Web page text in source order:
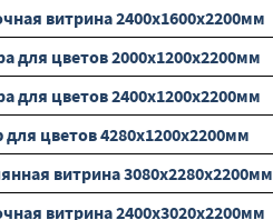
витрина 2400х1600х2200мм
для цветов 2000х1200х2200мм
для цветов 2400х1200х2200мм
цветов 4280х1200х2200мм
витрина 3080х2280х2200мм
витрина 2400х3020х2200мм